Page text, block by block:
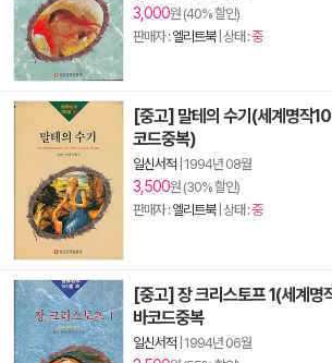
3,000원 (40% 할인)
판매자 :엘리트북| 상태 :중
[중고] 말테의 수기(세계명작
코드중복)
일신서적 1994년 08월
3,500원 (30% 할인)
판매자 :엘리트북| 상태 :중
[중고] 장 크리스토프 1(세계
바코드중복
일신서적 1994년 06월